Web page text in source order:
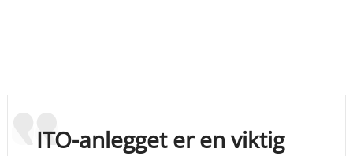
ITO-anlegget er en viktig